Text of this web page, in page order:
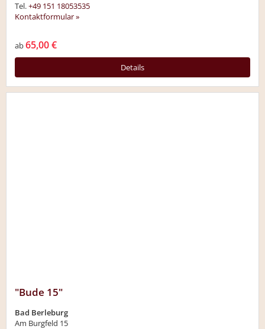
Tel.+49 151 18053535
Kontaktformular »
ab65,00 €
Details
"Bude 15"
Bad Berleburg
Am Burgfeld 15